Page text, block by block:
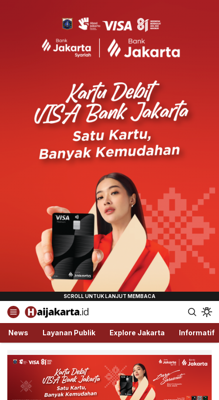
Haijakarta.id
Semua Tentang Jakarta Ada Disini!
News Layanan Publik Explore Jakarta Informatif